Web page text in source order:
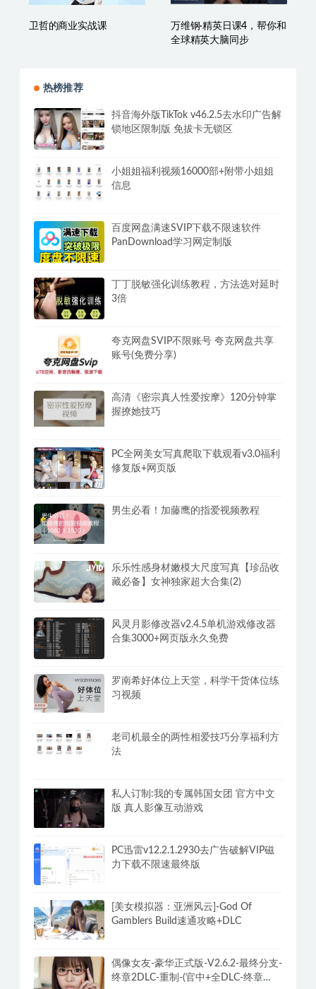
卫哲的商业实战课
万维钢·精英日课4，帮你和
全球精英大脑同步
热榜推荐
抖音海外版TikTok v46.2.5去水印广告解
锁地区限制版 免拔卡无锁区
小姐姐福利视频16000部+附带小姐姐
信息
百度网盘满速SVIP下载不限速软件
PanDownload学习网定制版
丁丁脱敏强化训练教程，方法选对延时
3倍
夸克网盘SVIP不限账号 夸克网盘共享
账号(免费分享)
高清《密宗真人性爱按摩》120分钟掌
握撩她技巧
PC全网美女写真爬取下载观看v3.0福利
修复版+网页版
男生必看！加藤鹰的指爱视频教程
乐乐性感身材嫩模大尺度写真【珍品收
藏必备】女神独家超大合集(2)
风灵月影修改器v2.4.5单机游戏修改器
合集3000+网页版永久免费
罗南希好体位上天堂，科学干货体位练
习视频
老司机最全的两性相爱技巧分享福利方
法
私人订制:我的专属韩国女团 官方中文
版 真人影像互动游戏
PC迅雷v12.2.1.2930去广告破解VIP磁
力下载不限速最终版
[美女模拟器：亚洲风云]-God Of
Gamblers Build速通攻略+DLC
偶像女友-豪华正式版-V2.6.2-最终分支-
终章2DLC-重制-(官中+全DLC-终章